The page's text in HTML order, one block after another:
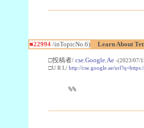
■22994/inTopicNo.6) Learn About
□投稿者/ cse.Google.Ae -(2023/07/
□U R L/ http://cse.google.ae/
%%